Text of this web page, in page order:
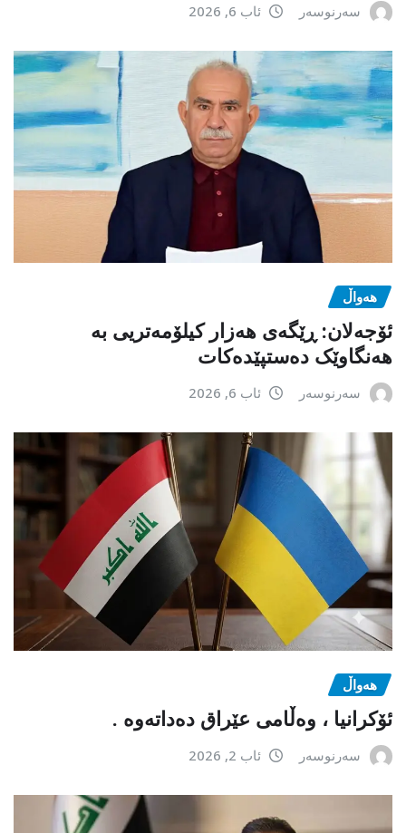
سەرنوسەر ئاب 6, 2026
هەواڵ
ئۆجەلان: ڕێگەی هەزار کیلۆمەتریی بە
هەنگاوێک دەستپێدەکات
سەرنوسەر ئاب 6, 2026
هەواڵ
ئۆکرانیا ، وەڵامی عێراق دەداتەوە .
سەرنوسەر ئاب 2, 2026